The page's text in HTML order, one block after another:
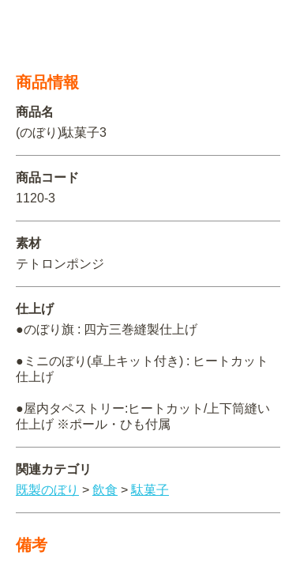
商品情報
商品名
(のぼり)駄菓子3
商品コード
1120-3
素材
テトロンポンジ
仕上げ
●のぼり旗 : 四方三巻縫製仕上げ
●ミニのぼり(卓上キット付き) : ヒートカット
仕上げ
●屋内タペストリー:ヒートカット/上下筒縫い
仕上げ ※ポール・ひも付属
関連カテゴリ
既製のぼり > 飲食 > 駄菓子
備考